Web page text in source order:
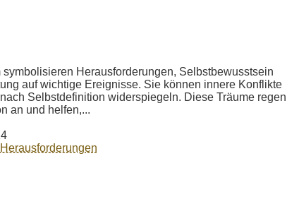
symbolisieren Herausforderungen, Selbstbewusstsein
auf wichtige Ereignisse. Sie können innere Konflikte
Selbstdefinition widerspiegeln. Diese Träume regen
an und helfen,...